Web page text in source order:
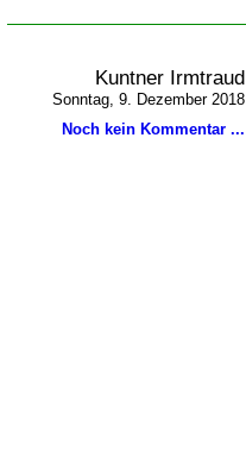
Kuntner Irmtraud
Sonntag, 9. Dezember 2018
Noch kein Kommentar ...